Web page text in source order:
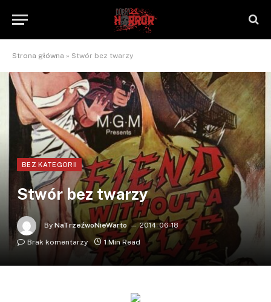
Strona główna » Stwór bez twarzy
BEZ KATEGORII
Stwór bez twarzy
By NaTrzeźwoNieWarto
2014-06-18
Brak komentarzy
1 Min Read